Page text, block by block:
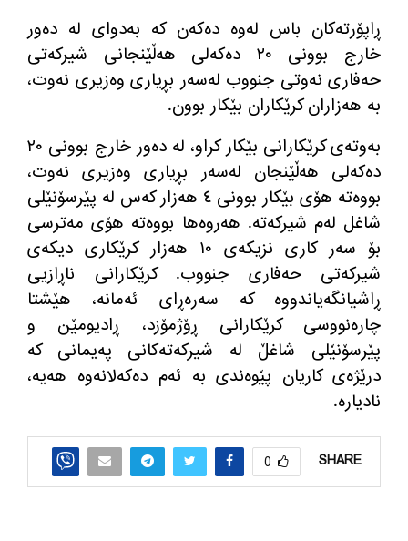
ڕاپۆرته‌كان باس له‌وه‌ ده‌كه‌ن كه‌ به‌دوای له‌ ده‌ور
خارج بوونی ٢٠ ده‌كه‌لی هه‌ڵێنجانی شیركه‌تی
حه‌فاری نه‌وتی جنووب له‌سه‌ر بڕیاری وه‌زیری نه‌وت،
به‌ هه‌زاران كرێكاران بێكار بوون.
به‌وته‌ی كرێكارانی بێكار كراو، له‌ ده‌ور خارج بوونی ٢٠
ده‌كه‌لی هه‌ڵێنجان له‌سه‌ر بڕیاری وه‌زیری نه‌وت،
بووه‌ته‌ هۆی بێكار بوونی ٤ هه‌زار كه‌س له‌ پێرسۆنێلی
شاغل له‌م شیركه‌ته‌. هه‌روه‌ها بووه‌ته‌ هۆی مه‌ترسی
بۆ سه‌ر كاری نزیكه‌ی ١٠ هه‌زار كرێكاری دیكه‌ی
شیركه‌تی حه‌فاری جنووب. كرێكارانی ناڕازیی
ڕاشیانگه‌یاندووه‌ كه‌ سه‌ره‌ڕای ئه‌مانه‌، هێشتا
چاره‌نووسی كرێكارانی ڕۆژمۆزد، ڕادیومێن و
پێرسۆنێلی شاغڵ له‌ شیركه‌ته‌كانی په‌یمانی كه‌
درێژه‌ی كاریان پێوه‌ندی به‌ ئه‌م ده‌كه‌لانه‌وه‌ هه‌یه‌،
نادیاره‌.
SHARE
0